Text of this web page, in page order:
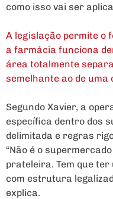
como isso vai ser
A legislação permite o
a farmácia funciona
área totalmente
semelhante ao de
Segundo Xavier, a
específica dentro dos
delimitada e regras
“Não é o
prateleira. Tem que ter
com estrutura
explica.